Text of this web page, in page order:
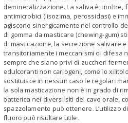
demineralizzazione. La saliva è, inoltre,
antimicrobici (lisozima, perossidasi) e
agiscono sinergicamente nel controllo
di gomma da masticare (chewing-gum)
di masticazione, la secrezione salivare
transitoriamente i meccanismi di difesa
sempre che siano privi di zuccheri
edulcoranti non cariogeni, come lo
sostituisce in nessun caso le regolari
la sola masticazione non è in grado di
batterica nei diversi siti del cavo orale,
spazzolamento può ottenere. L’utilizzo
fluoro può risultare utile.